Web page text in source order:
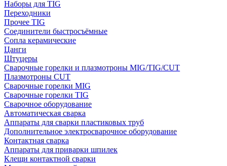
Наборы для TIG
Переходники
Прочее TIG
Соединители быстросъёмные
Сопла керамические
Цанги
Штуцеры
Сварочные горелки и плазмотроны MIG/TIG/CUT
Плазмотроны CUT
Сварочные горелки MIG
Сварочные горелки TIG
Сварочное оборудование
Автоматическая сварка
Аппараты для сварки пластиковых труб
Дополнительное электросварочное оборудование
Контактная сварка
Аппараты для приварки шпилек
Клещи контактной сварки